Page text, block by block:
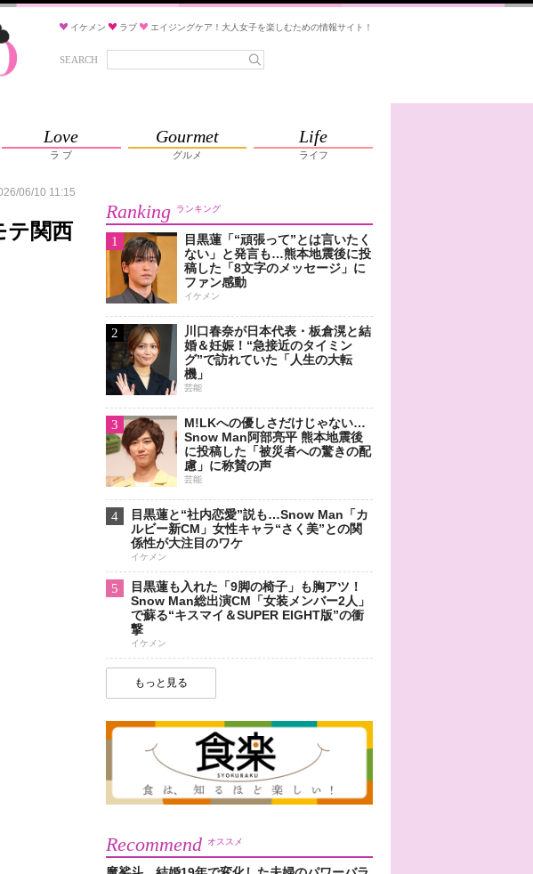
イケメン ラブ エイジングケア！大人女子を楽しむための情報サイト！
SEARCH
Love
ラ ブ
Gourmet
グルメ
Life
ライフ
06/10 11:15
テ関西
Ranking ランキング
1
目黒蓮「“頑張って”とは言いたく
ない」と発言も…熊本地震後に投
稿した「8文字のメッセージ」に
ファン感動
イケメン
2
川口春奈が日本代表・板倉滉と結
婚＆妊娠！“急接近のタイミン
グ”で訪れていた「人生の大転
機」
芸能
3
M!LKへの優しさだけじゃない…
Snow Man阿部亮平 熊本地震後
に投稿した「被災者への驚きの配
慮」に称賛の声
芸能
4
目黒蓮と“社内恋愛”説も…Snow Man「カ
ルビー新CM」女性キャラ“さく美”との関
係性が大注目のワケ
イケメン
5
目黒蓮も入れた「9脚の椅子」も胸アツ！
Snow Man総出演CM「女装メンバー2人」
で蘇る“キスマイ＆SUPER EIGHT版”の衝
撃
イケメン
もっと見る
Recommend オススメ